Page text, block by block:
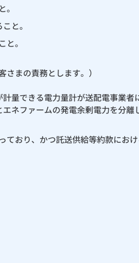
と。
。
まの責務とします。）
できる電力量計が送配電事業者
ネファームの発電余剰電力を分離
おり、かつ託送供給等約款にお